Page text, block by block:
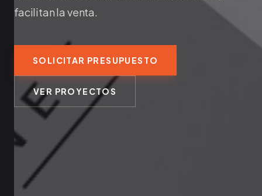
facilitan la venta.
SOLICITAR PRESUPUESTO
VER PROYECTOS